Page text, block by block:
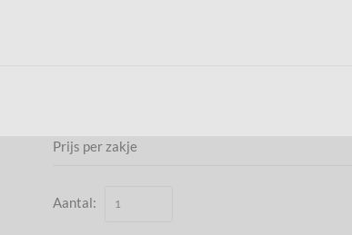
Katsuki kralen 6mm neon orange ca 100 st. (ca
kettingen, leuk in combinatie met bijvoorbeeld
Prijs per zakje
Aantal: